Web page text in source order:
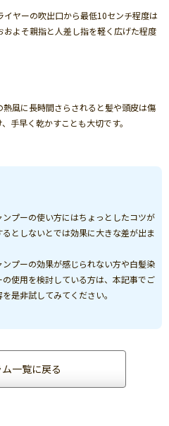
ヤーの吹出口から最低10センチ程度は
よそ親指と人差し指を軽く広げた程度
風に長時間さらされると髪や頭皮は傷
手早く乾かすことも大切です。
ンプーの使い方にはちょっとしたコツが
るとしないとでは効果に大きな差が出ま
ンプーの効果が感じられない方や白髪染
の使用を検討している方は、本記事でご
是非試してみてください。
一覧に戻る